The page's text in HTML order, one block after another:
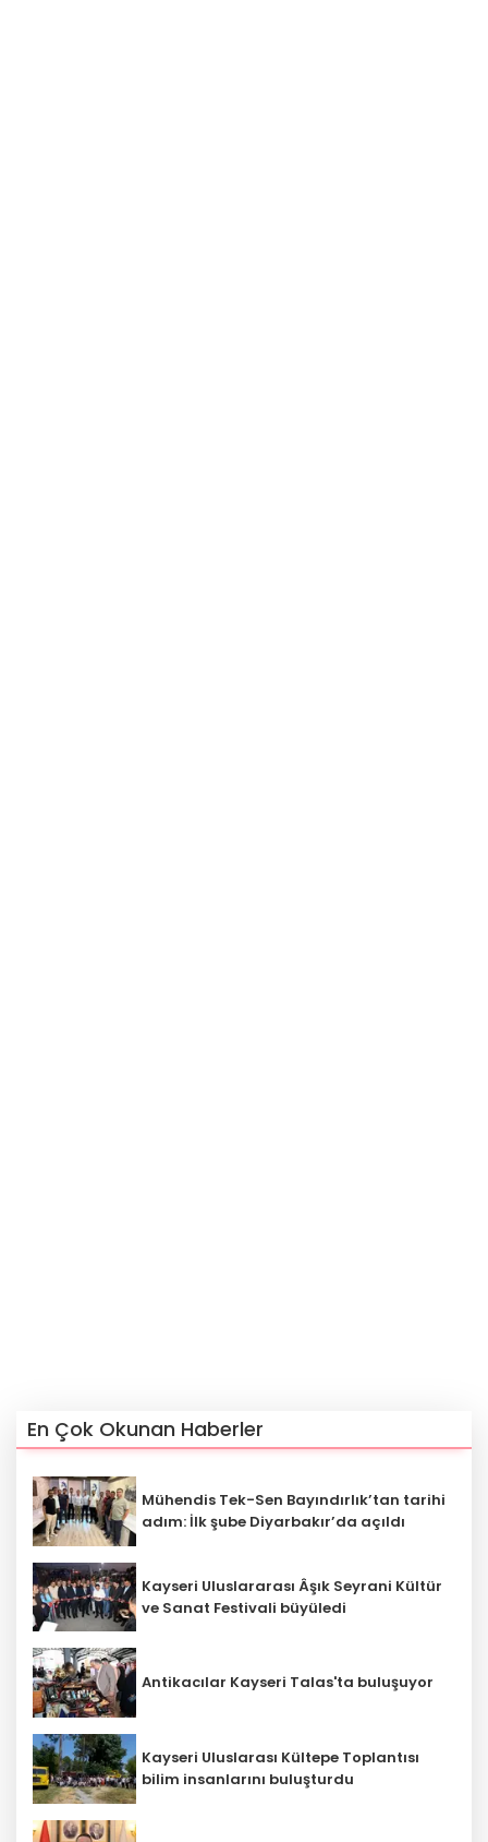
En Çok Okunan Haberler
Mühendis Tek-Sen Bayındırlık’tan tarihi
adım: İlk şube Diyarbakır’da açıldı
Kayseri Uluslararası Âşık Seyrani Kültür
ve Sanat Festivali büyüledi
Antikacılar Kayseri Talas'ta buluşuyor
Kayseri Uluslarası Kültepe Toplantısı
bilim insanlarını buluşturdu